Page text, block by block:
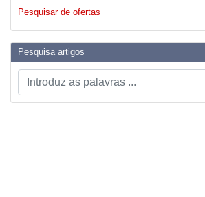
Pesquisar de ofertas
Pesquisa artigos